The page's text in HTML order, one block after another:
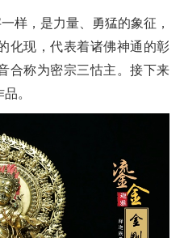
样，是力量、勇猛的象征，
化现，代表着诸佛神通的彰
合称为密宗三怙主。接下来
。